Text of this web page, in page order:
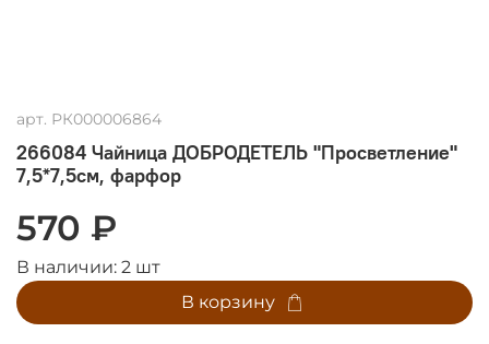
арт. РК000006864
266084 Чайница ДОБРОДЕТЕЛЬ "Просветление"
7,5*7,5см, фарфор
570 ₽
В наличии: 2 шт
В корзину